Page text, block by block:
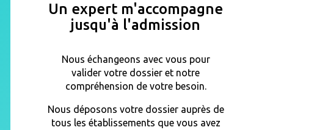
Un expert m'accompagne
jusqu'à l'admission
Nous échangeons avec vous pour
valider votre dossier et notre
compréhension de votre besoin.
Nous déposons votre dossier auprès de
tous les établissements que vous avez